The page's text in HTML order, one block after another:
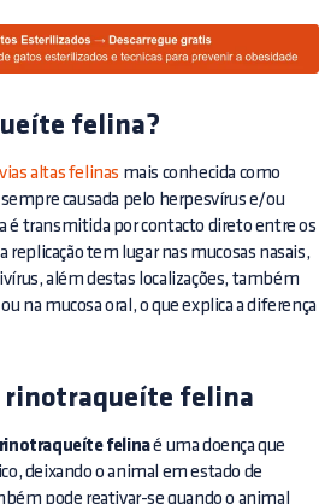
felina?
altas felinas mais conhecida como
sempre causada pelo herpesvírus e/ou
é transmitida por contacto direto entre os
replicação tem lugar nas mucosas nasais,
além destas localizações, também
na mucosa oral, o que explica a diferença
rinotraqueíte felina
rinotraqueíte felinaé uma doença que
deixando o animal em estado de
pode reativar-se quando o animal